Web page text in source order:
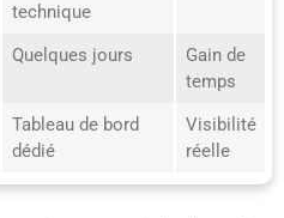
technique
Quelques jours
Gain de
temps
Tableau de bord
dédié
Visibilité
réelle